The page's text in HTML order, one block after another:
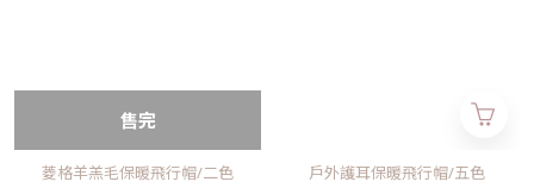
售完
菱格羊羔毛保暖飛行帽/二色 戶外護耳保暖飛行帽/五色